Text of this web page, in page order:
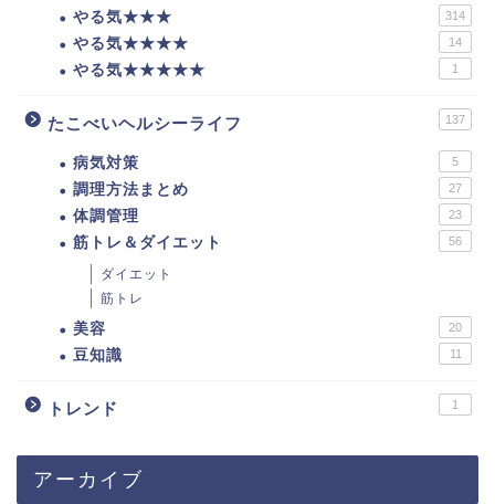
やる気★★★ 314
やる気★★★★ 14
やる気★★★★★ 1
たこべいヘルシーライフ 137
病気対策 5
調理方法まとめ 27
体調管理 23
筋トレ＆ダイエット 56
ダイエット
筋トレ
美容 20
豆知識 11
トレンド 1
アーカイブ